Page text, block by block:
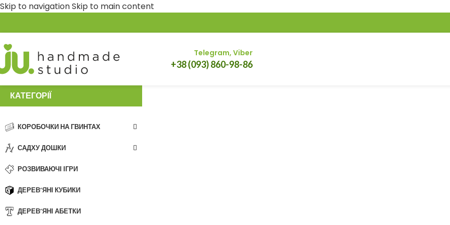
Skip to navigationSkip to main content
Telegram, Viber
+38 (093) 860-98-86
КАТЕГОРІЇ
КОРОБОЧКИ НА ГВИНТАХ
САДХУ ДОШКИ
РОЗВИВАЮЧІ ІГРИ
ДЕРЕВ’ЯНІ КУБИКИ
ДЕРЕВ’ЯНІ АБЕТКИ